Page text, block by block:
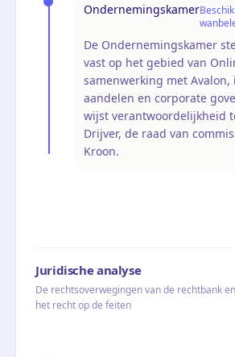
Ondernemingskamer
De Ondernemingskamer
vast op het gebied van
samenwerking met Avalon,
aandelen en corporate
wijst verantwoordelijkheid
Drijver, de raad van
Kroon.
Juridische analyse
De rechtsoverwegingen van de rechtbank
het recht op de feiten